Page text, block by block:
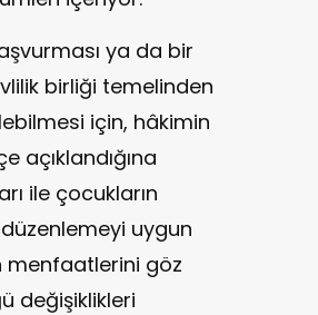
ya da bir
birliği temelinden
için, hâkimin
açıklandığına
ile çocukların
uygun
menfaatlerini göz
değişiklikleri